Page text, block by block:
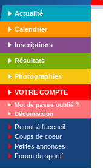
Actualité
Calendrier
Inscriptions
Résultats
Photographies
VOTRE COMPTE
Mot de passe oublié ?
Déconnexion
Retour à l'accueil
Coups de coeur
Petites annonces
Forum du sportif